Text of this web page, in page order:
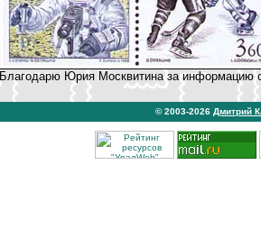
Благодарю Юрия Москвитина за информацию
© 2003-2026 Дмитрий